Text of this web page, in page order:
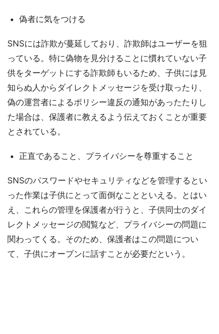
偽者に気をつける
SNSには詐欺が蔓延しており、詐欺師はユーザーを狙
っている。特に偽物を見分けることに慣れていない子
供をターゲットにする詐欺師もいるため、子供には見
知らぬ人からダイレクトメッセージを受け取ったり、
偽の運営者によるポリシー違反の通知があったたりし
た場合は、保護者に教えるよう伝えておくことが重要
とされている。
正直であること、プライバシーを尊重すること
SNSのパスワードやセキュリティなどを管理するとい
った作業は子供にとって面倒なことといえる。とはい
え、これらの管理を保護者が行うと、子供同士のダイ
レクトメッセージの閲覧など、プライバシーの問題に
関わってくる。そのため、保護者はこの問題につい
て、子供にオープンに話すことが必要だという。